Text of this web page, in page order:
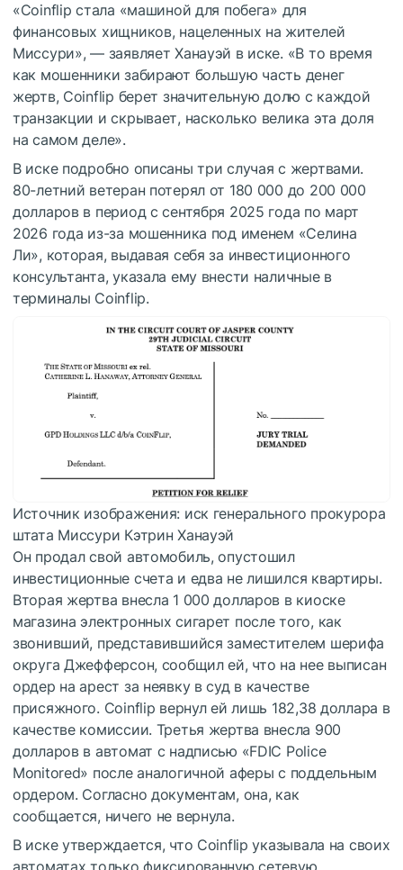
«Coinflip стала «машиной для побега» для
финансовых хищников, нацеленных на жителей
Миссури», — заявляет Ханауэй в иске. «В то время
как мошенники забирают большую часть денег
жертв, Coinflip берет значительную долю с каждой
транзакции и скрывает, насколько велика эта доля
на самом деле».
В иске подробно описаны три случая с жертвами.
80-летний ветеран потерял от 180 000 до 200 000
долларов в период с сентября 2025 года по март
2026 года из-за мошенника под именем «Селина
Ли», которая, выдавая себя за инвестиционного
консультанта, указала ему внести наличные в
терминалы Coinflip.
Источник изображения: иск генерального прокурора
штата Миссури Кэтрин Ханауэй
Он продал свой автомобиль, опустошил
инвестиционные счета и едва не лишился квартиры.
Вторая жертва внесла 1 000 долларов в киоске
магазина электронных сигарет после того, как
звонивший, представившийся заместителем шерифа
округа Джефферсон, сообщил ей, что на нее выписан
ордер на арест за неявку в суд в качестве
присяжного. Coinflip вернул ей лишь 182,38 доллара в
качестве комиссии. Третья жертва внесла 900
долларов в автомат с надписью «FDIC Police
Monitored» после аналогичной аферы с поддельным
ордером. Согласно документам, она, как
сообщается, ничего не вернула.
В иске утверждается, что Coinflip указывала на своих